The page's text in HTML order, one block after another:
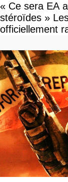
« Ce sera EA
stéroïdes »
officiellement